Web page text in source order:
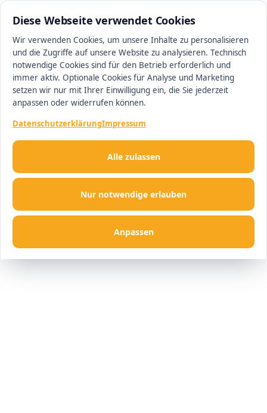
Diese Webseite verwendet Cookies
Wir verwenden Cookies, um unsere Inhalte zu personalisieren
und die Zugriffe auf unsere Website zu analysieren. Technisch
notwendige Cookies sind für den Betrieb erforderlich und
immer aktiv. Optionale Cookies für Analyse und Marketing
setzen wir nur mit Ihrer Einwilligung ein, die Sie jederzeit
anpassen oder widerrufen können.
DatenschutzerklärungImpressum
Nur notwendige erlauben
Anpassen
Alle zulassen